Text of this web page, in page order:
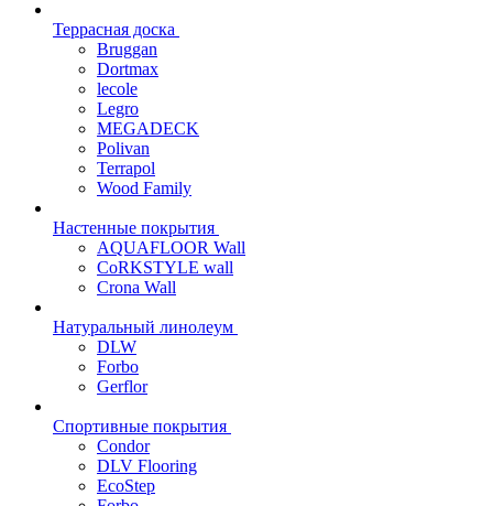
Террасная доска
Bruggan
Dortmax
lecole
Legro
MEGADECK
Polivan
Terrapol
Wood Family
Настенные покрытия
AQUAFLOOR Wall
CoRKSTYLE wall
Crona Wall
Натуральный линолеум
DLW
Forbo
Gerflor
Спортивные покрытия
Condor
DLV Flooring
EcoStep